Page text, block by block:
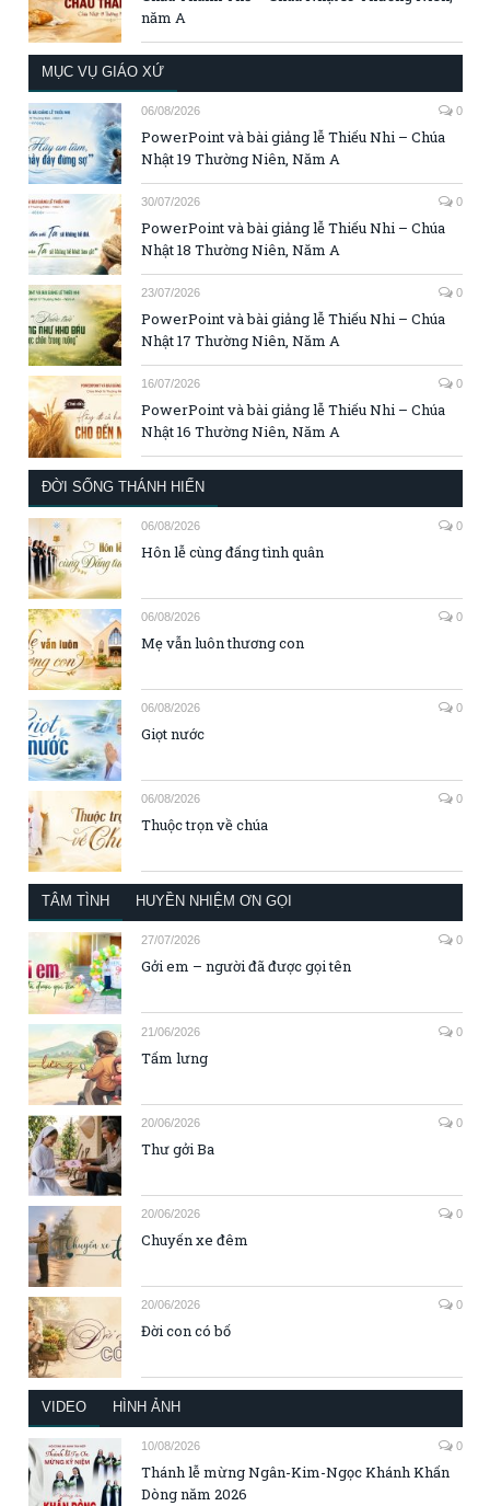
năm A
MỤC VỤ GIÁO XỨ
06/08/2026 0
PowerPoint và bài giảng lễ Thiếu Nhi – Chúa
Nhật 19 Thường Niên, Năm A
30/07/2026 0
PowerPoint và bài giảng lễ Thiếu Nhi – Chúa
Nhật 18 Thường Niên, Năm A
23/07/2026 0
PowerPoint và bài giảng lễ Thiếu Nhi – Chúa
Nhật 17 Thường Niên, Năm A
16/07/2026 0
PowerPoint và bài giảng lễ Thiếu Nhi – Chúa
Nhật 16 Thường Niên, Năm A
ĐỜI SỐNG THÁNH HIẾN
06/08/2026 0
Hôn lễ cùng đấng tình quân
06/08/2026 0
Mẹ vẫn luôn thương con
06/08/2026 0
Giọt nước
06/08/2026 0
Thuộc trọn về chúa
TÂM TÌNH HUYỀN NHIỆM ƠN GỌI
27/07/2026 0
Gởi em – người đã được gọi tên
21/06/2026 0
Tấm lưng
20/06/2026 0
Thư gởi Ba
20/06/2026 0
Chuyến xe đêm
20/06/2026 0
Đời con có bố
VIDEO HÌNH ẢNH
10/08/2026 0
Thánh lễ mừng Ngân-Kim-Ngọc Khánh Khấn
Dòng năm 2026